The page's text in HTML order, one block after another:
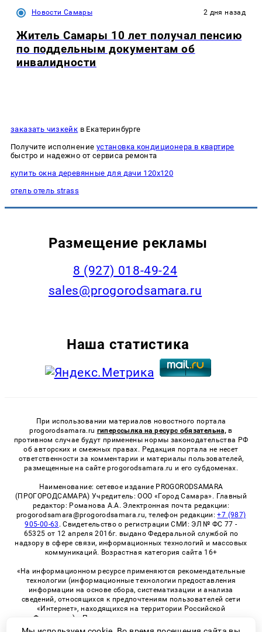
Новости Самары 2 дня назад
Житель Самары 10 лет получал пенсию
по поддельным документам об
инвалидности
заказать чизкейк в Екатеринбурге
Получите исполнение установка кондиционера в квартире
быстро и надежно от сервиса ремонта
купить окна деревянные для дачи 120х120
отель отель strass
Размещение рекламы
8 (927) 018-49-24
sales@progorodsamara.ru
Наша статистика
При использовании материалов новостного портала
progorodsamara.ru гиперссылка на ресурс обязательна, в
противном случае будут применены нормы законодательства РФ
об авторских и смежных правах. Редакция портала не несет
ответственности за комментарии и материалы пользователей,
размещенные на сайте progorodsamara.ru и его субдоменах.
Наименование: сетевое издание PROGORODSAMARA
(ПРОГОРОДСАМАРА) Учредитель: ООО «Город Самара». Главный
редактор: Романова А.А. Электронная почта редакции:
progorodsamara@progorodsamara.ru, телефон редакции:+7 (987)
905-00-63 . Свидетельство о регистрации СМИ: ЭЛ № ФС 77 -
65325 от 12 апреля 2016г. выдано Федеральной службой по
надзору в сфере связи, информационных технологий и массовых
коммуникаций. Возрастная категория сайта 16+
«На информационном ресурсе применяются рекомендательные
технологии (информационные технологии предоставления
информации на основе сбора, систематизации и анализа
сведений, относящихся к предпочтениям пользователей сети
«Интернет», находящихся на территории Российской
Федерации)». Правила применения рекомендательных
технологий в виджетах рекламно-обменной сети
«СМИ2» (PDF)